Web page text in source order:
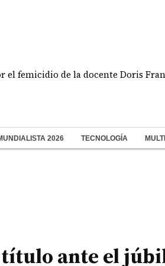
de la docente Doris Franco
2026 TECNOLOGÍA
ante el